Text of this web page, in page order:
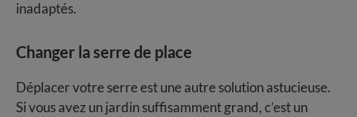
inadaptés.
Changer la serre de place
Déplacer votre serre est une autre solution astucieuse.
Si vous avez un jardin suffisamment grand, c’est un